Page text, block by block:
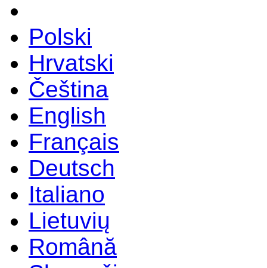
Polski
Hrvatski
Čeština
English
Français
Deutsch
Italiano
Lietuvių
Română